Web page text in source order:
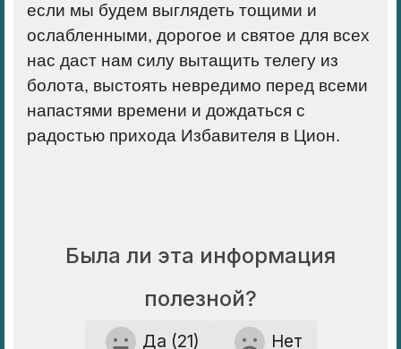
если мы будем выглядеть тощими и
ослабленными, дорогое и святое для всех
нас даст нам силу вытащить телегу из
болота, выстоять невредимо перед всеми
напастями времени и дождаться с
радостью прихода Избавителя в Цион.
Была ли эта информация
полезной?
Да (21) Нет